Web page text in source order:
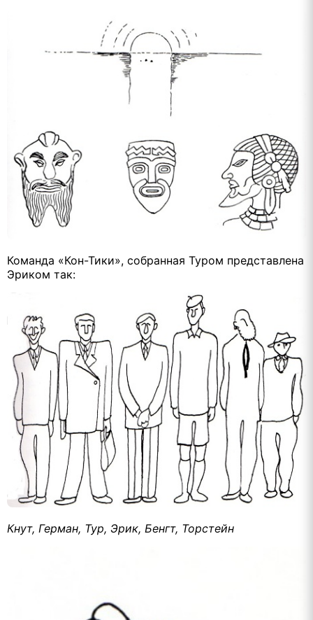
Команда «Кон-Тики», собранная Туром представлена
Эриком так:
Кнут, Герман, Тур, Эрик, Бенгт, Торстейн